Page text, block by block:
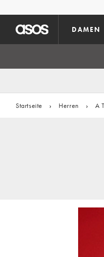
DAMEN
Startseite › Herren › A